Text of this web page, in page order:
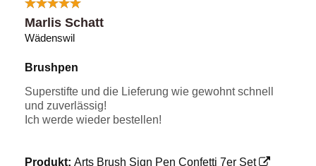
Marlis Schatt
Wädenswil
Brushpen
Superstifte und die Lieferung wie gewohnt schnell
und zuverlässig!
Ich werde wieder bestellen!
Produkt: Arts Brush Sign Pen Confetti 7er Set